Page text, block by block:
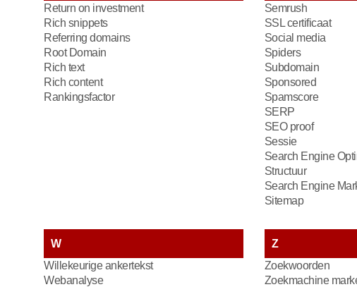
Return on investment
Rich snippets
Referring domains
Root Domain
Rich text
Rich content
Rankingsfactor
Semrush
SSL certificaat
Social media
Spiders
Subdomain
Sponsored
Spamscore
SERP
SEO proof
Sessie
Search Engine
Structuur
Search Engine
Sitemap
W
Willekeurige ankertekst
Webanalyse
Z
Zoekwoorden
Zoekmachine